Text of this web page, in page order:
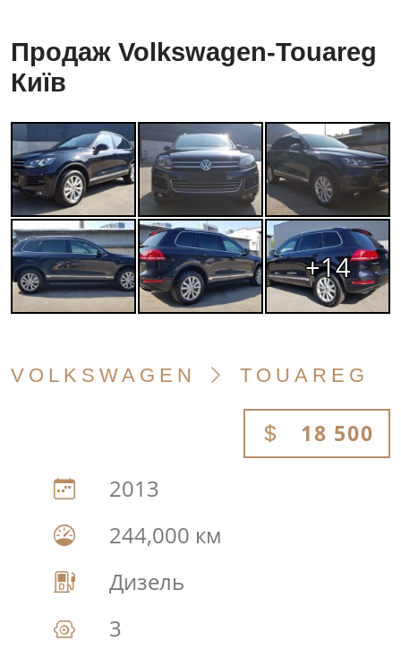
Продаж Volkswagen-Touareg
Київ
+14
VOLKSWAGEN TOUAREG
18 500
2013
244,000 км
Дизель
3